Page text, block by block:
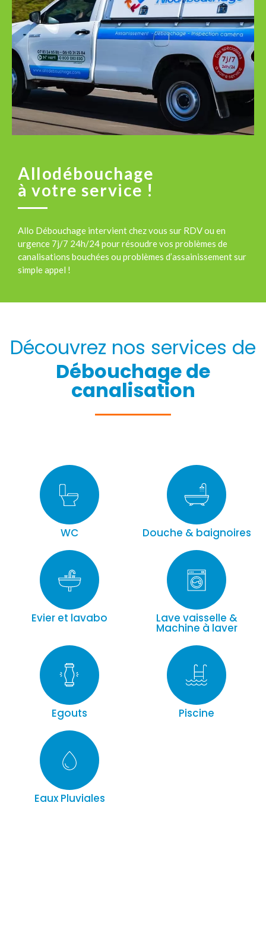
Allodébouchage
à votre service !
Allo Débouchage intervient chez vous sur RDV ou en
urgence 7j/7 24h/24 pour résoudre vos problèmes de
canalisations bouchées ou problèmes d’assainissement sur
simple appel !
Découvrez nos services de
Débouchage de
canalisation
WC Douche & baignoires
Evier et lavabo Lave vaisselle &
Machine à laver
Egouts Piscine
Eaux Pluviales